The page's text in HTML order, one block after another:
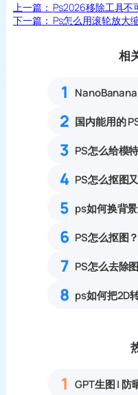
上一篇： Ps2026移除工具不
下一篇： Ps怎么用滚轮放大
相
1
2
3
4
5
6
7
8
1 GPT生图 | 防